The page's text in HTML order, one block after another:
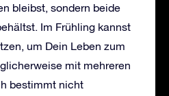
bleibst, sondern beide
Im Frühling kannst
um Dein Leben zum
mit mehreren
bestimmt nicht